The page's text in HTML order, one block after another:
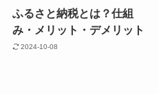
ふるさと納税とは？仕組
み・メリット・デメリット
2024-10-08